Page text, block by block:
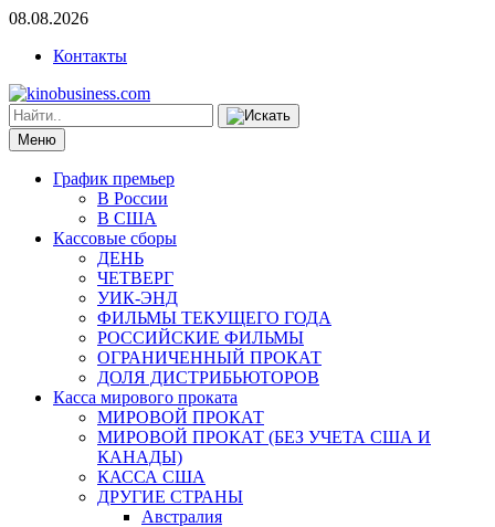
08.08.2026
Контакты
Меню
График премьер
В России
В США
Кассовые сборы
ДЕНЬ
ЧЕТВЕРГ
УИК-ЭНД
ФИЛЬМЫ ТЕКУЩЕГО ГОДА
РОССИЙСКИЕ ФИЛЬМЫ
ОГРАНИЧЕННЫЙ ПРОКАТ
ДОЛЯ ДИСТРИБЬЮТОРОВ
Касса мирового проката
МИРОВОЙ ПРОКАТ
МИРОВОЙ ПРОКАТ (БЕЗ УЧЕТА США И
КАНАДЫ)
КАССА США
ДРУГИЕ СТРАНЫ
Австралия